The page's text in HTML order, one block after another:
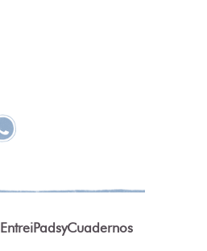
EntreiPadsyCuadernos